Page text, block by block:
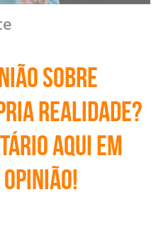
sobre
realidade?
aqui em